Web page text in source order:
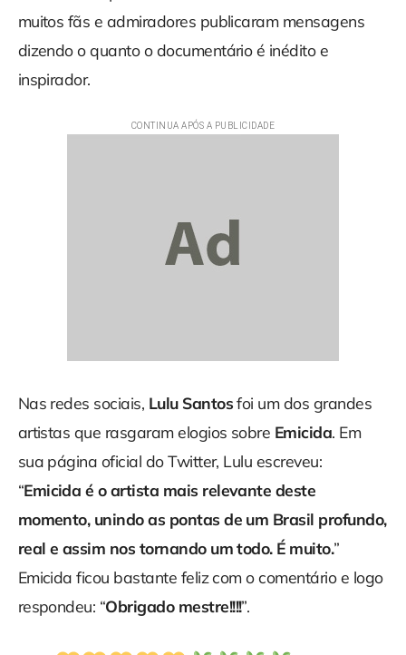
muitos fãs e admiradores publicaram mensagens
dizendo o quanto o documentário é inédito e
inspirador.
Nas redes sociais, Lulu Santosfoi um dos grandes
artistas que rasgaram elogios sobre Emicida. Em
sua página oficial do Twitter, Lulu escreveu:
“Emicida é o artista mais relevante deste
momento, unindo as pontas de um Brasil profundo,
real e assim nos tornando um todo. É muito.”
Emicida ficou bastante feliz com o comentário e logo
respondeu: “Obrigado mestre!!!!”.